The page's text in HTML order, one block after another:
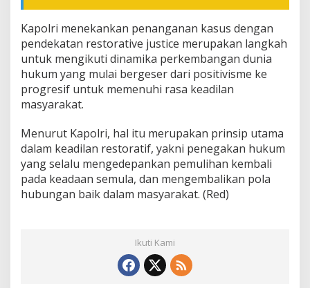
Kapolri menekankan penanganan kasus dengan
pendekatan restorative justice merupakan langkah
untuk mengikuti dinamika perkembangan dunia
hukum yang mulai bergeser dari positivisme ke
progresif untuk memenuhi rasa keadilan
masyarakat.
Menurut Kapolri, hal itu merupakan prinsip utama
dalam keadilan restoratif, yakni penegakan hukum
yang selalu mengedepankan pemulihan kembali
pada keadaan semula, dan mengembalikan pola
hubungan baik dalam masyarakat. (Red)
Ikuti Kami